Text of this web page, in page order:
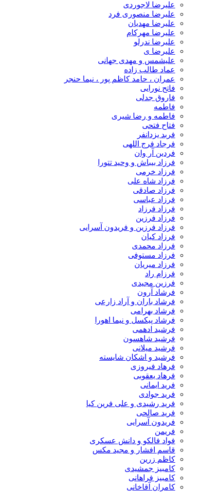
علیرضا لاجوردی
علیرضا منصوری فرد
علیرضا مهدیان
علیرضا مهرکام
علیرضا ندرلو
علیرضا ی
علیشمس و مهدی جهانی
عماد طالب زاده
عمران ، حامد کاظم پور ، نیما حنجر
فاتح نورایی
فاروق جدلی
فاطمه
فاطمه و رضا شیری
فتاح فتحی
فربد یزدانفر
فرجاد فرج اللهی
فردین آر وان
فرزاد بیباش و وحید تتورا
فرزاد خرمی
فرزاد شاه علی
فرزاد صادقی
فرزاد عباسی
فرزاد فرزاد
فرزاد فرزین
فرزاد فرزین و فریدون آسرایی
فرزاد کیان
فرزاد محمدی
فرزاد مستوفی
فرزاد میریان
فرزام راد
فرزین مجیدی
فرشاد آرون
فرشاد باران و آراد زارعی
فرشاد بهرامی
فرشاد پیکسل و نیما اهورا
فرشید ادهمی
فرشید شاهسون
فرشید میلانی
فرشید و اشکان شایسته
فرهاد فیروزی
فرهاد یعقوبی
فرید ایمانی
فرید جوادی
فرید رشیدی و علی فرین کیا
فرید صالحی
فریدون آسرایی
فریمن
فواد فالکو و دانش عسکری
قاسم افشار و مجید مکس
کاظم زرین
کامبیز جمشیدی
کامبیز فراهانی
کامران آقاخانی